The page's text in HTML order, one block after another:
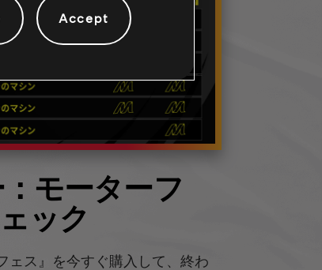
：モーターフ
ック
ェス』を今すぐ購入して、終わ
Accept